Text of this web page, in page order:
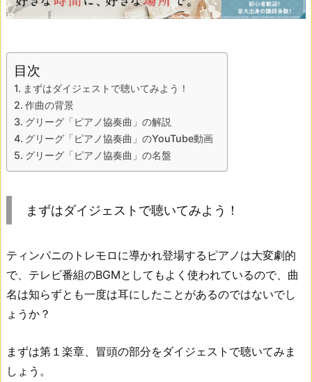
目次
まずはダイジェストで聴いてみよう！
作曲の背景
グリーグ「ピアノ協奏曲」の解説
グリーグ「ピアノ協奏曲」のYouTube動画
グリーグ「ピアノ協奏曲」の名盤
まずはダイジェストで聴いてみよう！
ティンパニのトレモロに導かれ登場するピアノは大変劇的
で、テレビ番組のBGMとしてもよく使われているので、曲
名は知らずとも一度は耳にしたことがあるのではないでし
ょうか？
まずは第１楽章、冒頭の部分をダイジェストで聴いてみま
しょう。